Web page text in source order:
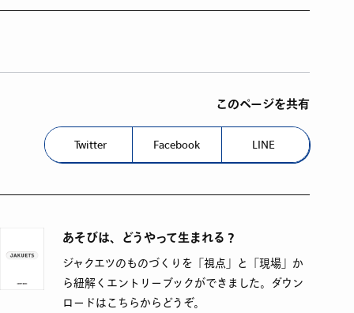
このページを共有
Twitter Facebook LINE
あそびは、どうやって生まれる？
ジャクエツのものづくりを「視点」と「現場」か
ら紐解くエントリーブックができました。ダウン
ロードはこちらからどうぞ。